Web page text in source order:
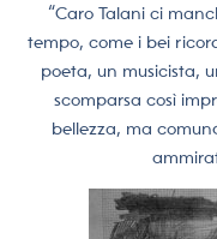
“Caro Talani ci
tempo, come i bei
poeta, un musicista,
scomparsa così
bellezza, ma